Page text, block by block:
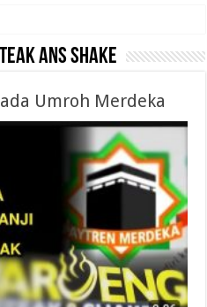
ans Shake
Umroh Merdeka